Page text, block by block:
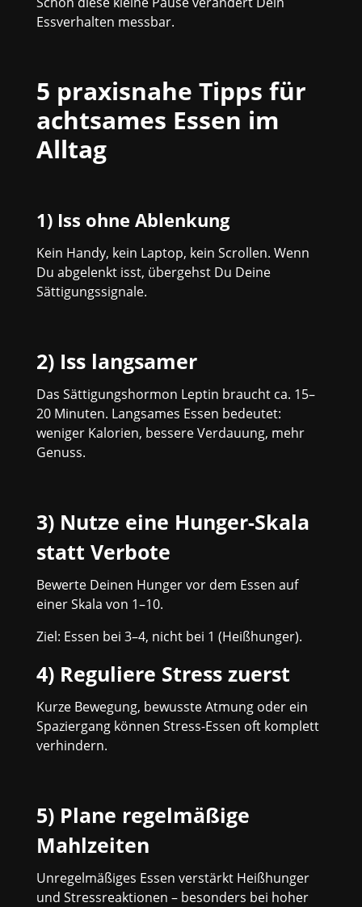
Essverhalten messbar.
5 praxisnahe Tipps für
achtsames Essen im
Alltag
1) Iss ohne Ablenkung
Kein Handy, kein Laptop, kein Scrollen. Wenn
Du abgelenkt isst, übergehst Du Deine
Sättigungssignale.
2) Iss langsamer
Das Sättigungshormon Leptin braucht ca. 15–
20 Minuten. Langsames Essen bedeutet:
weniger Kalorien, bessere Verdauung, mehr
Genuss.
3) Nutze eine Hunger-Skala
statt Verbote
Bewerte Deinen Hunger vor dem Essen auf
einer Skala von 1–10.
Ziel: Essen bei 3–4, nicht bei 1 (Heißhunger).
4) Reguliere Stress zuerst
Kurze Bewegung, bewusste Atmung oder ein
Spaziergang können Stress-Essen oft komplett
verhindern.
5) Plane regelmäßige
Mahlzeiten
Unregelmäßiges Essen verstärkt Heißhunger
und Stressreaktionen – besonders bei hoher